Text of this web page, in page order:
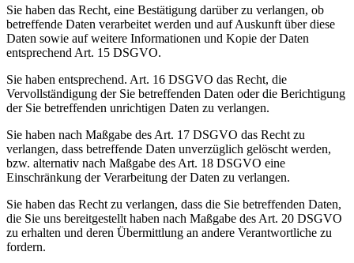
Sie haben das Recht, eine Bestätigung darüber zu verlangen, ob
betreffende Daten verarbeitet werden und auf Auskunft über diese
Daten sowie auf weitere Informationen und Kopie der Daten
entsprechend Art. 15 DSGVO.
Sie haben entsprechend. Art. 16 DSGVO das Recht, die
Vervollständigung der Sie betreffenden Daten oder die Berichtigung
der Sie betreffenden unrichtigen Daten zu verlangen.
Sie haben nach Maßgabe des Art. 17 DSGVO das Recht zu
verlangen, dass betreffende Daten unverzüglich gelöscht werden,
bzw. alternativ nach Maßgabe des Art. 18 DSGVO eine
Einschränkung der Verarbeitung der Daten zu verlangen.
Sie haben das Recht zu verlangen, dass die Sie betreffenden Daten,
die Sie uns bereitgestellt haben nach Maßgabe des Art. 20 DSGVO
zu erhalten und deren Übermittlung an andere Verantwortliche zu
fordern.